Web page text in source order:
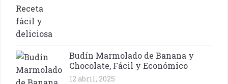
Budín Marmolado de Banana y
Chocolate, Fácil y Económico
12 abril, 2025